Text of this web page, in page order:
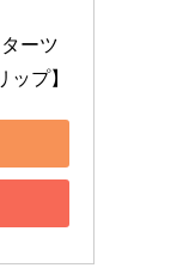
ーツ
プ】